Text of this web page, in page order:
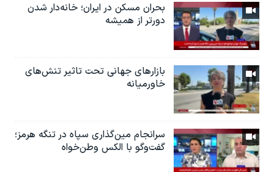
بحران مسکن در ایران؛ خانه‌دار شدن
دورتر از همیشه
بازارهای جهانی تحت تاثیر تنش‌های
خاورمیانه
سرانجام مین‌گذاری‌ سپاه در تنگه هرمز؛
گفت‌وگو با الکس وطن‌خواه